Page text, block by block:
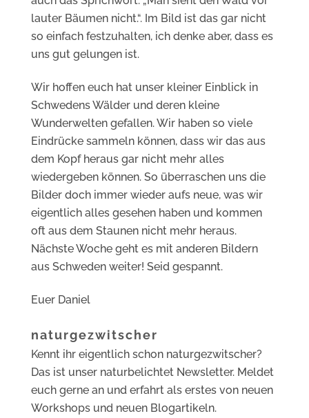
lauter Bäumen nicht.“. Im Bild ist das gar nicht
so einfach festzuhalten, ich denke aber, dass es
uns gut gelungen ist.
Wir hoffen euch hat unser kleiner Einblick in
Schwedens Wälder und deren kleine
Wunderwelten gefallen. Wir haben so viele
Eindrücke sammeln können, dass wir das aus
dem Kopf heraus gar nicht mehr alles
wiedergeben können. So überraschen uns die
Bilder doch immer wieder aufs neue, was wir
eigentlich alles gesehen haben und kommen
oft aus dem Staunen nicht mehr heraus.
Nächste Woche geht es mit anderen Bildern
aus Schweden weiter! Seid gespannt.
Euer Daniel
naturgezwitscher
Kennt ihr eigentlich schon naturgezwitscher?
Das ist unser naturbelichtet Newsletter. Meldet
euch gerne an und erfahrt als erstes von neuen
Workshops und neuen Blogartikeln.